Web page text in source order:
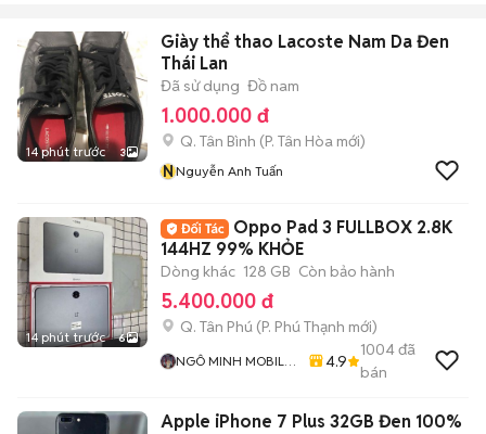
14 phút trước 3
Giày thể thao Lacoste Nam Da Đen
Thái Lan
Đã sử dụng Đồ nam
1.000.000 đ
Q. Tân Bình (P. Tân Hòa mới)
NNguyễn Anh Tuấn
14 phút trước 6
Oppo Pad 3 FULLBOX 2.8K
144HZ 99% KHỎE
Dòng khác 128 GB Còn bảo hành
5.400.000 đ
Q. Tân Phú (P. Phú Thạnh mới)
NGÔ MINH MOBILE
4.9
1004đã
bán
Apple iPhone 7 Plus 32GB Đen 100%